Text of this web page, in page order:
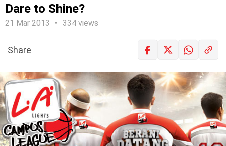
Dare to Shine?
21 Mar 2013 334 views
LOGIN
Share